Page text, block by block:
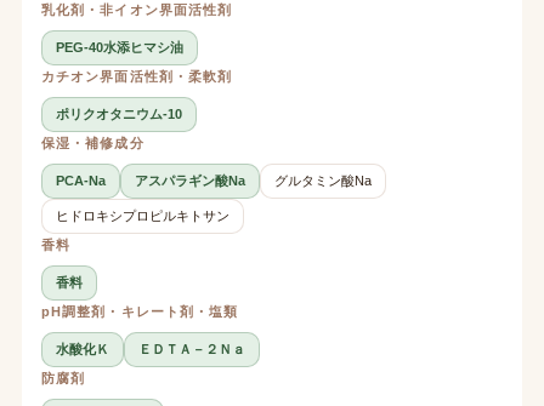
乳化剤・非イオン界面活性剤
PEG-40水添ヒマシ油
カチオン界面活性剤・柔軟剤
ポリクオタニウム-10
保湿・補修成分
PCA-Na アスパラギン酸Na グルタミン酸Na
ヒドロキシプロピルキトサン
香料
香料
pH調整剤・キレート剤・塩類
水酸化Ｋ
ＥＤＴＡ－２Ｎａ
防腐剤